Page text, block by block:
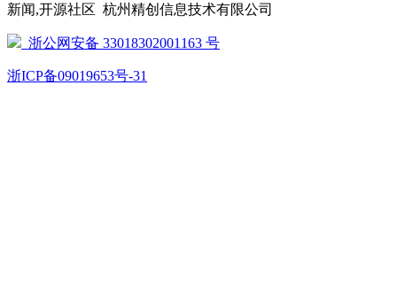
新闻,开源社区 杭州精创信息技术有限公司
浙公网安备 33018302001163 号
浙ICP备09019653号-31